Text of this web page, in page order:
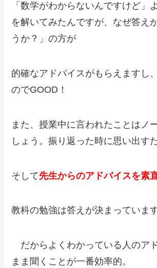
「数学がわからないんですけど」
を解いてみたんですが、なぜ答え
うか？」の方が
的確なアドバイスがもらえますし
のでGOOD！
また、授業中に言われたことはノ
しょう。振り返った時に思い出す
そして先生からのアドバイスを素
教科の勉強は答えが決まっています
だからよくわかっている人のア
まま聞くことが一番効率的。